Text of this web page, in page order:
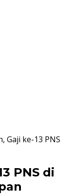
Gaji ke-13 PNS
PNS di